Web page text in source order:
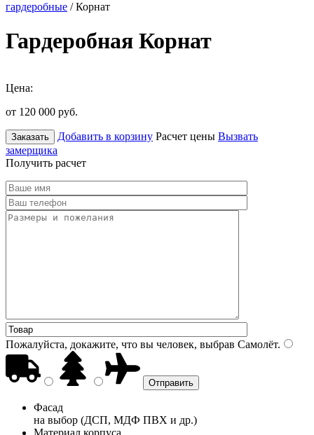
гардеробные / Корнат
Гардеробная Корнат
Цена:
от 120 000 руб.
Заказать Добавить в корзину Расчет цены Вызвать
замерщика
Получить расчет
Пожалуйста, докажите, что вы человек, выбрав Самолёт.
Фасад
на выбор (ДСП, МДФ ПВХ и др.)
Материал корпуса